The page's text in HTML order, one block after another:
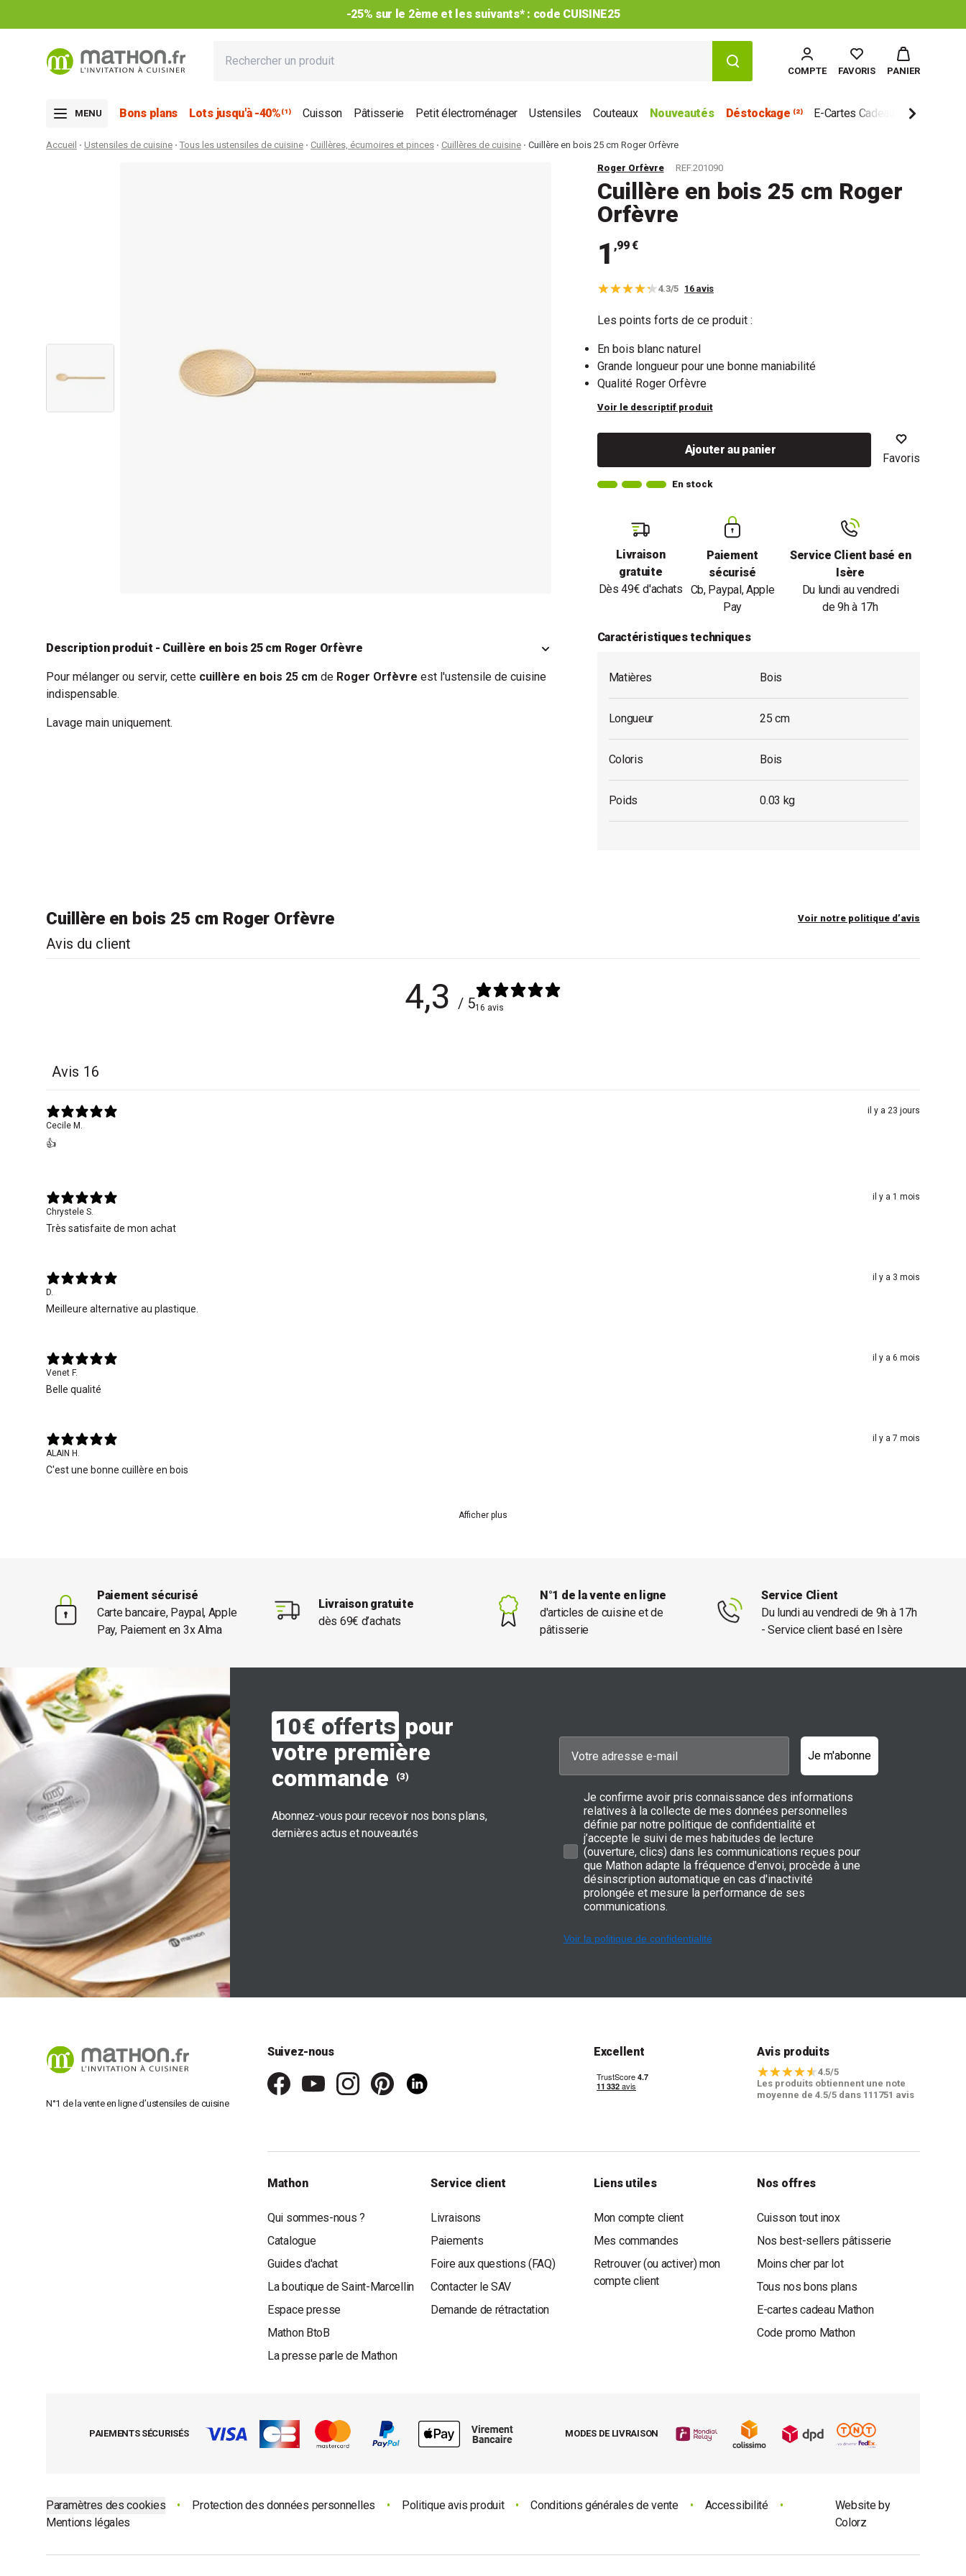
-25% sur le 2ème et les suivants* : code CUISINE25
COMPTE FAVORIS PANIER
MENU Bons plans Lots jusqu'à -40%⁽¹⁾ Cuisson Pâtisserie Petit électroménager Ustensiles Couteaux Nouveautés Déstockage ⁽²⁾ E-Cartes Cadeau Marques
Accueil Ustensiles de cuisine Tous les ustensiles de cuisine Cuillères, écumoires et pinces Cuillères de cuisine Cuillère en bois 25 cm Roger Orfèvre
Roger Orfèvre REF.201090
Cuillère en bois 25 cm Roger
Orfèvre
1 ,99 €
4.3/5 16 avis
Les points forts de ce produit :
En bois blanc naturel
Grande longueur pour une bonne maniabilité
Qualité Roger Orfèvre
Voir le descriptif produit
Ajouter au panier
Favoris
En stock
Livraison
gratuite
Dès 49€ d'achats
Paiement
sécurisé
Cb, Paypal, Apple
Pay
Service Client basé en
Isère
Du lundi au vendredi
de 9h à 17h
Caractéristiques techniques
Matières Bois
Longueur 25 cm
Coloris Bois
Poids 0.03 kg
Description produit - Cuillère en bois 25 cm Roger Orfèvre
Pour mélanger ou servir, cette cuillère en bois 25 cm de Roger Orfèvre est l'ustensile de cuisine
indispensable.
Lavage main uniquement.
Cuillère en bois 25 cm Roger Orfèvre Voir notre politique d’avis
Avis du client
4,3 / 516 avis
Avis 16
il y a 23 jours
Cecile M.
👍
il y a 1 mois
Chrystele S.
Très satisfaite de mon achat
il y a 3 mois
D.
Meilleure alternative au plastique.
il y a 6 mois
Venet F.
Belle qualité
il y a 7 mois
ALAIN H.
C'est une bonne cuillère en bois
Afficher plus
Paiement sécurisé
Carte bancaire, Paypal, Apple
Pay, Paiement en 3x Alma
Livraison gratuite
dès 69€ d’achats
N°1 de la vente en ligne
d'articles de cuisine et de
pâtisserie
Service Client
Du lundi au vendredi de 9h à 17h
- Service client basé en Isère
10€ offerts pour
votre première
commande
(3)
Abonnez-vous pour recevoir nos bons plans,
dernières actus et nouveautés
Je m'abonne
Je confirme avoir pris connaissance des informations
relatives à la collecte de mes données personnelles
définie par notre politique de confidentialité et
j’accepte le suivi de mes habitudes de lecture
(ouverture, clics) dans les communications reçues pour
que Mathon adapte la fréquence d'envoi, procède à une
désinscription automatique en cas d'inactivité
prolongée et mesure la performance de ses
communications.
Voir la politique de confidentialité
N°1 de la vente en ligne d’ustensiles de cuisine
Suivez-nous Excellent Avis produits
4.5/5
Les produits obtiennent une note
moyenne de 4.5/5 dans 111751 avis
Mathon
Qui sommes-nous ?
Catalogue
Guides d'achat
La boutique de Saint-Marcellin
Espace presse
Mathon BtoB
La presse parle de Mathon
Service client
Livraisons
Paiements
Foire aux questions (FAQ)
Contacter le SAV
Demande de rétractation
Liens utiles
Mon compte client
Mes commandes
Retrouver (ou activer) mon
compte client
Nos offres
Cuisson tout inox
Nos best-sellers pâtisserie
Moins cher par lot
Tous nos bons plans
E-cartes cadeau Mathon
Code promo Mathon
PAIEMENTS SÉCURISÉS MODES DE LIVRAISON
Paramètres des cookies • Protection des données personnelles • Politique avis produit • Conditions générales de vente • Accessibilité
•
Mentions légales
Website by
Colorz